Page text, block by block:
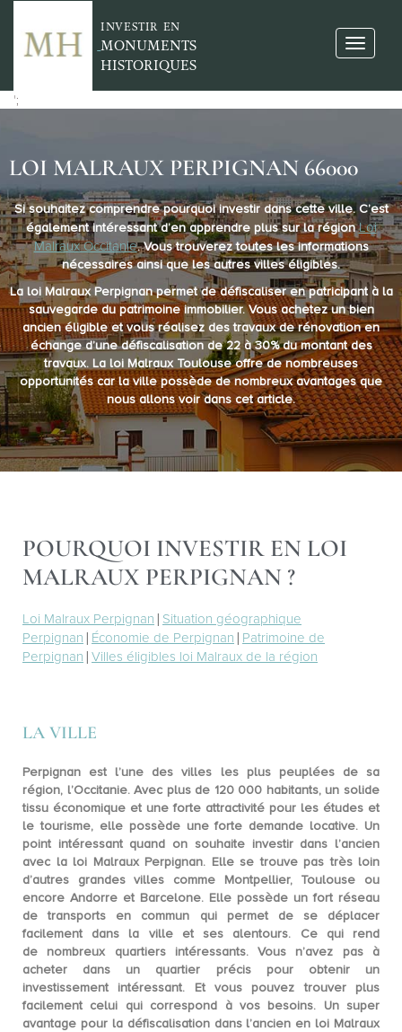
INVESTIR EN
MONUMENTS
HISTORIQUES
';
LOI MALRAUX PERPIGNAN 66000
Si souhaitez comprendre pourquoi investir dans cette ville. C’est
également intéressant d’en apprendre plus sur la régionLoi
Malraux Occitanie. Vous trouverez toutes les informations
nécessaires ainsi que les autres villes éligibles.
La loi Malraux Perpignanpermet de défiscaliser en patricipant à la
sauvegarde du patrimoine immobilier. Vous achetez un bien
ancien éligible et vous réalisez des travaux de rénovation en
échange d’unedéfiscalisation de 22 à 30%du montant des
travaux. La loi Malraux Toulouse offre de nombreuses
opportunités car la ville possède de nombreux avantages que
nous allons voir dans cet article.
POURQUOI INVESTIR EN LOI
MALRAUX PERPIGNAN ?
Loi Malraux Perpignan | Situation géographique
Perpignan | Économie de Perpignan | Patrimoine de
Perpignan | Villes éligibles loi Malraux de la région
LA VILLE
Perpignan est l’une des villes les plus peuplées de sa
région, l’Occitanie. Avec plus de 120 000 habitants, un solide
tissu économique et une forte attractivité pour les études et
le tourisme, elle possède uneforte demande locative. Un
point intéressant quand on souhaite investir dans l’ancien
avec la loi Malraux Perpignan. Elle se trouve pas très loin
d’autres grandes villes comme Montpellier, Toulouse ou
encore Andorre et Barcelone. Elle possède un fort réseau
de transports en commun qui permet de se déplacer
facilement dans la ville et ses alentours. Ce qui rend
de nombreux quartiers intéressants. Vous n’avez pas à
acheter dans un quartier précis pour obtenir un
investissement intéressant. Et vous pouvez trouver plus
facilement celui qui correspond à vos besoins. Un super
avantage pour la défiscalisation dans l’ancien en loi Malraux